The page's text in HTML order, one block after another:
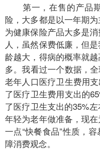
第一，在售的产品
险，大多都是以一年期
为健康保险产品大多是
人，虽然保费低廉，但
龄越大，得病的概率就
多。我看过一个数据，
老年人口医疗卫生费用
了医疗卫生费用支出的
了医疗卫生支出的35%
年轻为老年做准备，现
一点“快餐食品”性质，
障消费观念。